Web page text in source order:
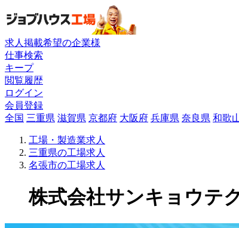
求人掲載希望の企業様
仕事検索
キープ
閲覧履歴
ログイン
会員登録
全国 三重県 滋賀県 京都府 大阪府 兵庫県 奈良県 和歌
工場・製造業求人
三重県の工場求人
名張市の工場求人
株式会社サンキョウテ